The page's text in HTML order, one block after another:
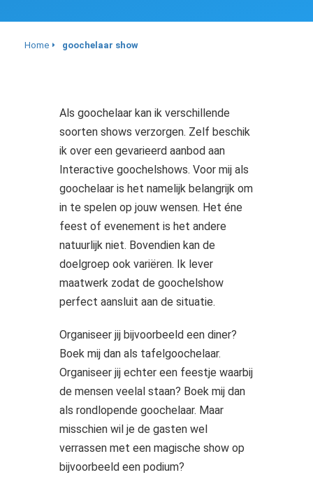
Home goochelaar show
Als goochelaar kan ik verschillende
soorten shows verzorgen. Zelf beschik
ik over een gevarieerd aanbod aan
Interactive goochelshows. Voor mij als
goochelaar is het namelijk belangrijk om
in te spelen op jouw wensen. Het éne
feest of evenement is het andere
natuurlijk niet. Bovendien kan de
doelgroep ook variëren. Ik lever
maatwerk zodat de goochelshow
perfect aansluit aan de situatie.
Organiseer jij bijvoorbeeld een diner?
Boek mij dan als tafelgoochelaar.
Organiseer jij echter een feestje waarbij
de mensen veelal staan? Boek mij dan
als rondlopende goochelaar. Maar
misschien wil je de gasten wel
verrassen met een magische show op
bijvoorbeeld een podium?